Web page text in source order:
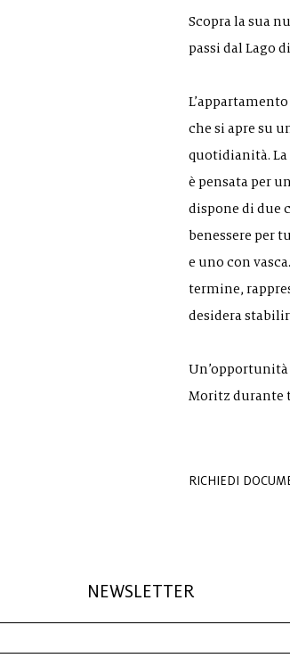
Scopra la sua
passi dal Lago
che si apre su
quotidianità.
è pensata per
dispone di due
benessere per
e uno con
termine,
desidera
Un’opportunità
Moritz durante
RICHIEDI
NEWSLETTER